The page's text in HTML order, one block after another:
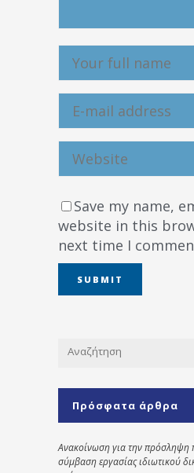
Save my name,
website in this
next time I
Πρόσφατα άρθρα
Ανακοίνωση για την πρόσληψη
σύμβαση εργασίας ιδιωτικού